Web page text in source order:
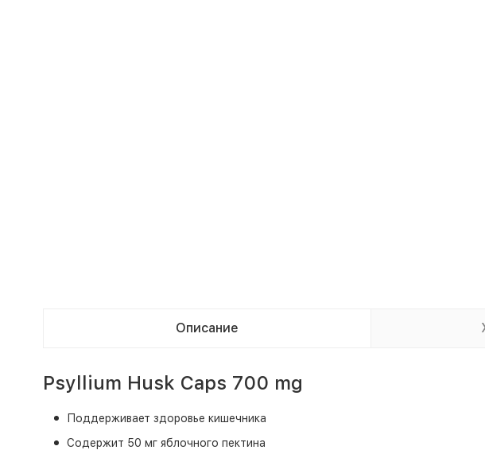
Описание
Psyllium Husk Caps 700 mg
Поддерживает здоровье кишечника
Содержит 50 мг яблочного пектина